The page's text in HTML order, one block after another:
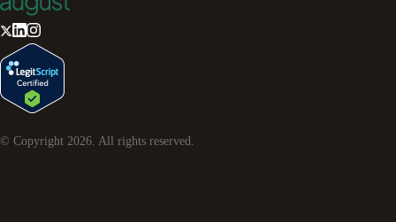
© Copyright 2026. All rights reserved.